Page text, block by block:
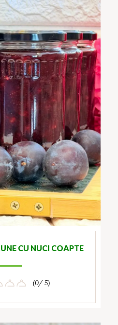
CU NUCI COAPTE
(0/ 5)